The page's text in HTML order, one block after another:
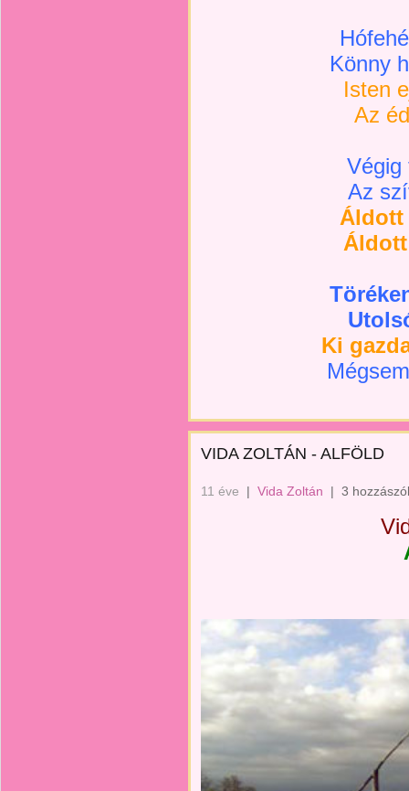
Könny
Isten
Az
Végig
Az
Áldott
Ki
VIDA ZOLTÁN - ALFÖLD
11 éve | Vida Zoltán | 3